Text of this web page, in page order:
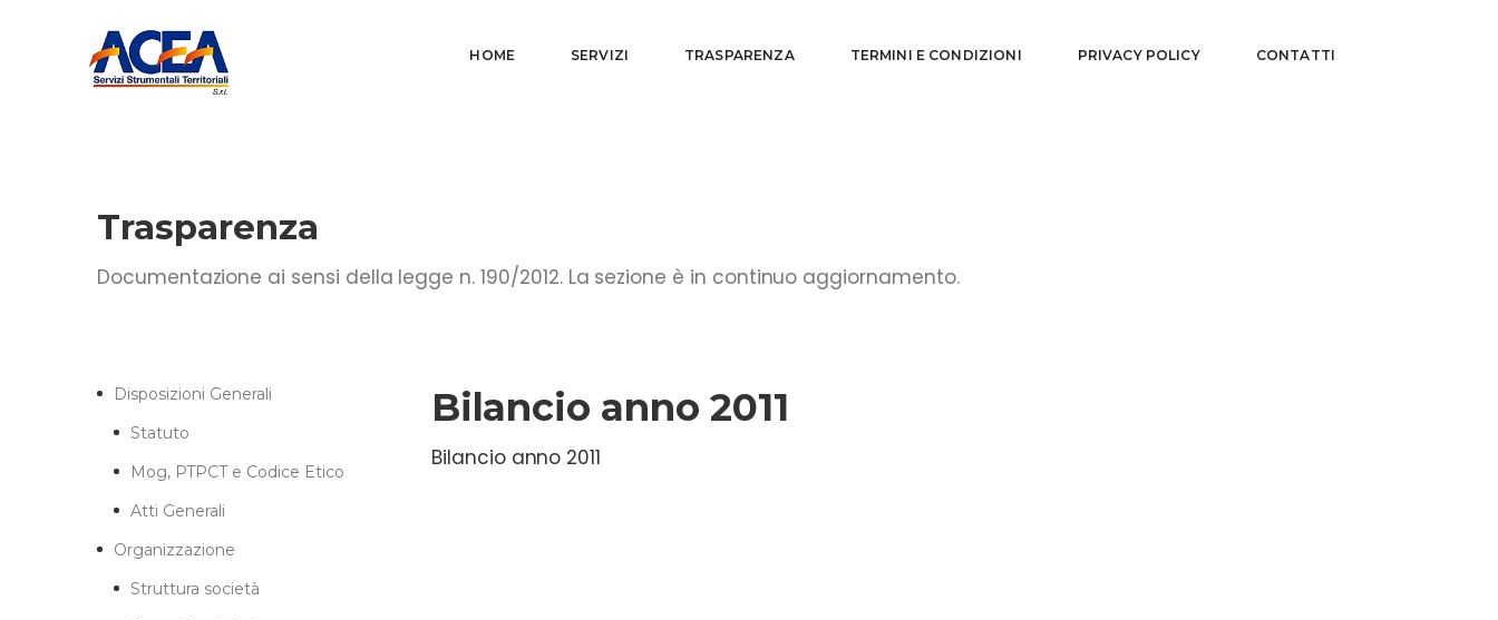
HOME SERVIZI TRASPARENZA TERMINI E CONDIZIONI PRIVACY POLICY CONTATTI
Trasparenza
Documentazione ai sensi della legge n. 190/2012. La sezione è in continuo aggiornamento.
Disposizioni Generali
Statuto
Mog, PTPCT e Codice Etico
Atti Generali
Organizzazione
Struttura società
Bilancio anno 2011
Bilancio anno 2011